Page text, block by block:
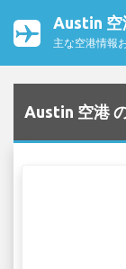
Austin 空
主な空港情報
Austin 空港